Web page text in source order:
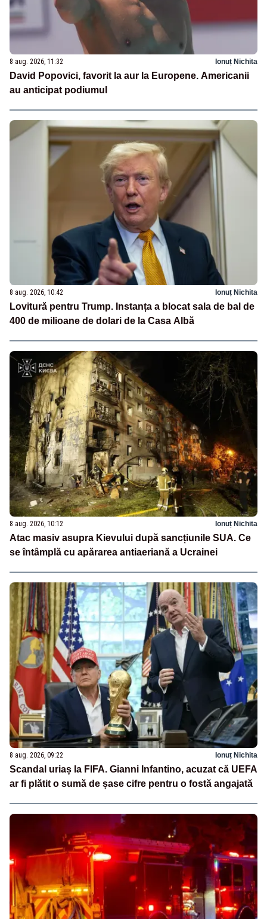
8 aug. 2026, 11:32 Ionuț Nichita
David Popovici, favorit la aur la Europene. Americanii
au anticipat podiumul
8 aug. 2026, 10:42 Ionuț Nichita
Lovitură pentru Trump. Instanța a blocat sala de bal de
400 de milioane de dolari de la Casa Albă
8 aug. 2026, 10:12 Ionuț Nichita
Atac masiv asupra Kievului după sancțiunile SUA. Ce
se întâmplă cu apărarea antiaeriană a Ucrainei
8 aug. 2026, 09:22 Ionuț Nichita
Scandal uriaș la FIFA. Gianni Infantino, acuzat că UEFA
ar fi plătit o sumă de șase cifre pentru o fostă angajată